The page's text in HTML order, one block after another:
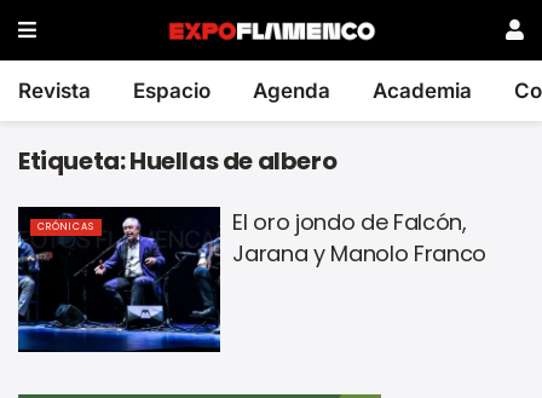
Revista Espacio Agenda Academia
Etiqueta:Huellas de albero
CRÓNICAS
El oro jondo de Falcón,
Jarana y Manolo Franco